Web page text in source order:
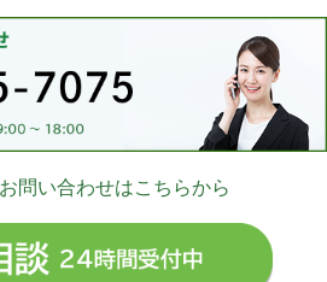
問い合わせはこちらから